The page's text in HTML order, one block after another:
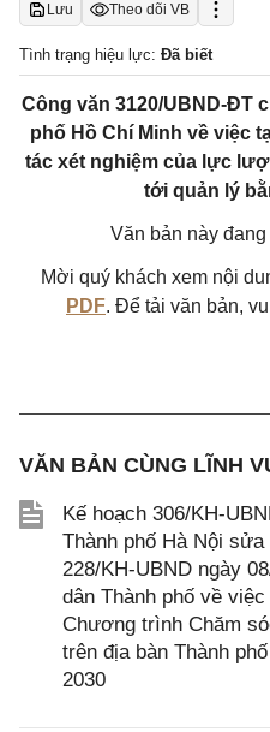
Lưu Theo dõi VB
Tình trạng hiệu lực: Đã biết
Công văn 3120/UBND-ĐT
phố Hồ Chí Minh về việc
tác xét nghiệm của lực
tới quản lý
Văn bản này
Mời quý khách xem nội
PDF. Để tải văn bản,
VĂN BẢN CÙNG LĨNH
Kế hoạch 306/KH-
Thành phố Hà Nội
228/KH-UBND ngày
dân Thành phố về
Chương trình Chăm
trên địa bàn Thành
2030